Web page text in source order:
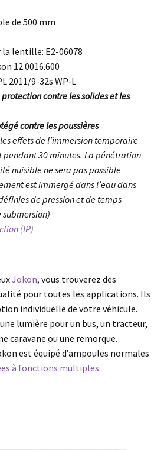
de 500 mm
la lentille: E2-06078
12.0016.600
2011/9-32s WP-L
contre les solides et les
contre les poussières
effets de l’immersion temporaire
30 minutes. La pénétration
nuisible ne sera pas possible
est immergé dans l’eau dans
de pression et de temps
submersion)
(IP)
Jokon, vous trouverez des
pour toutes les applications. Ils
individuelle de votre véhicule.
lumière pour un bus, un tracteur,
caravane ou une remorque.
est équipé d’ampoules normales
à fonctions multiples.